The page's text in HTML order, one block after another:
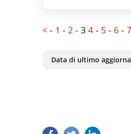
< - 1 - 2 - 3 4 - 5 - 6 - 7
Data di ultimo